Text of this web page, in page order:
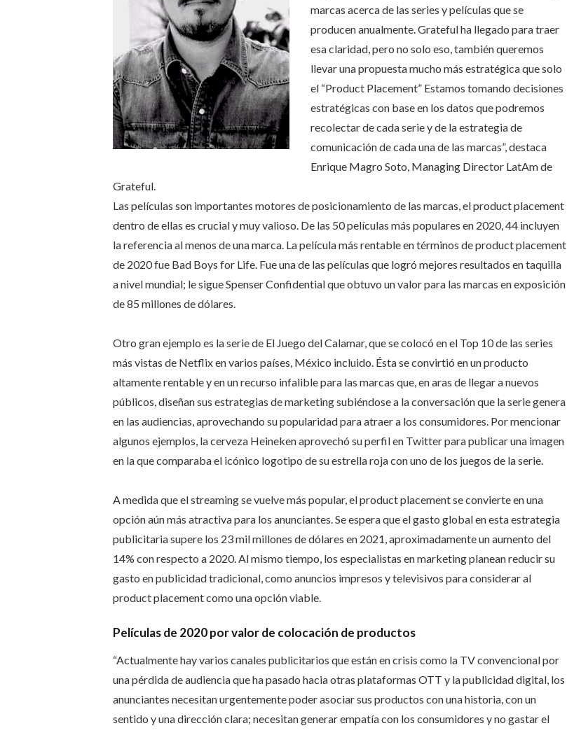
marcas acerca de las series y películas que se
producen anualmente. Grateful ha llegado para traer
esa claridad, pero no solo eso, también queremos
llevar una propuesta mucho más estratégica que solo
el “Product Placement” Estamos tomando decisiones
estratégicas con base en los datos que podremos
recolectar de cada serie y de la estrategia de
comunicación de cada una de las marcas”, destaca
Enrique Magro Soto, Managing Director LatAm de
Grateful.
Las películas son importantes motores de posicionamiento de las marcas, el product placement
dentro de ellas es crucial y muy valioso. De las 50 películas más populares en 2020, 44 incluyen
la referencia al menos de una marca. La película más rentable en términos de product placement
de 2020 fue Bad Boys for Life. Fue una de las películas que logró mejores resultados en taquilla
a nivel mundial; le sigue Spenser Confidential que obtuvo un valor para las marcas en exposición
de 85 millones de dólares.
Otro gran ejemplo es la serie de El Juego del Calamar, que se colocó en el Top 10 de las series
más vistas de Netflix en varios países, México incluido. Ésta se convirtió en un producto
altamente rentable y en un recurso infalible para las marcas que, en aras de llegar a nuevos
públicos, diseñan sus estrategias de marketing subiéndose a la conversación que la serie genera
en las audiencias, aprovechando su popularidad para atraer a los consumidores. Por mencionar
algunos ejemplos, la cerveza Heineken aprovechó su perfil en Twitter para publicar una imagen
en la que comparaba el icónico logotipo de su estrella roja con uno de los juegos de la serie.
A medida que el streaming se vuelve más popular, el product placement se convierte en una
opción aún más atractiva para los anunciantes. Se espera que el gasto global en esta estrategia
publicitaria supere los 23 mil millones de dólares en 2021, aproximadamente un aumento del
14% con respecto a 2020. Al mismo tiempo, los especialistas en marketing planean reducir su
gasto en publicidad tradicional, como anuncios impresos y televisivos para considerar al
product placement como una opción viable.
Películas de 2020 por valor de colocación de productos
“Actualmente hay varios canales publicitarios que están en crisis como la TV convencional por
una pérdida de audiencia que ha pasado hacia otras plataformas OTT y la publicidad digital, los
anunciantes necesitan urgentemente poder asociar sus productos con una historia, con un
sentido y una dirección clara; necesitan generar empatía con los consumidores y no gastar el